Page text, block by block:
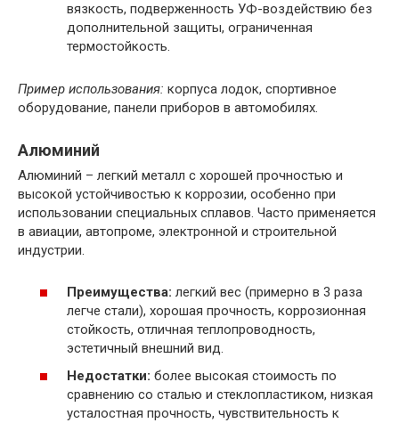
вязкость, подверженность УФ-воздействию без
дополнительной защиты, ограниченная
термостойкость.
Пример использования: корпуса лодок, спортивное
оборудование, панели приборов в автомобилях.
Алюминий
Алюминий – легкий металл с хорошей прочностью и
высокой устойчивостью к коррозии, особенно при
использовании специальных сплавов. Часто применяется
в авиации, автопроме, электронной и строительной
индустрии.
Преимущества: легкий вес (примерно в 3 раза
легче стали), хорошая прочность, коррозионная
стойкость, отличная теплопроводность,
эстетичный внешний вид.
Недостатки: более высокая стоимость по
сравнению со сталью и стеклопластиком, низкая
усталостная прочность, чувствительность к